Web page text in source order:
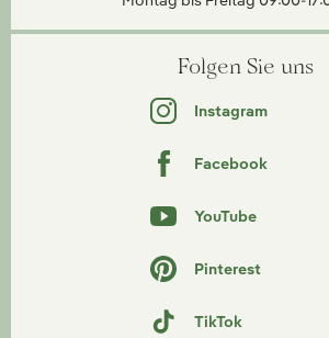
Folgen Sie uns
Instagram
Facebook
YouTube
Pinterest
TikTok